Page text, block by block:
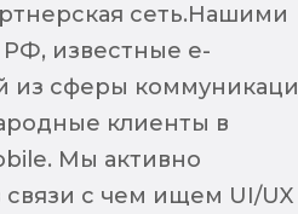
сеть.Нашими
известные e-
из сферы
клиенты в
Мы активно
связи с чем ищем UI/UX